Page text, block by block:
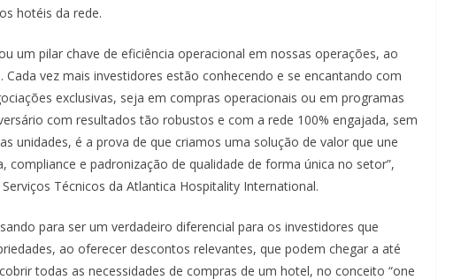
hotéis da rede.
um pilar chave de eficiência operacional em nossas operações, ao
vez mais investidores estão conhecendo e se encantando com
exclusivas, seja em compras operacionais ou em programas
com resultados tão robustos e com a rede 100% engajada, sem
unidades, é a prova de que criamos uma solução de valor que une
compliance e padronização de qualidade de forma única no setor”,
Técnicos da Atlantica Hospitality International.
para ser um verdadeiro diferencial para os investidores que
ao oferecer descontos relevantes, que podem chegar a até
todas as necessidades de compras de um hotel, no conceito “one